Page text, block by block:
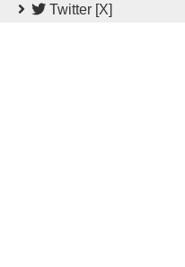
Twitter [X]